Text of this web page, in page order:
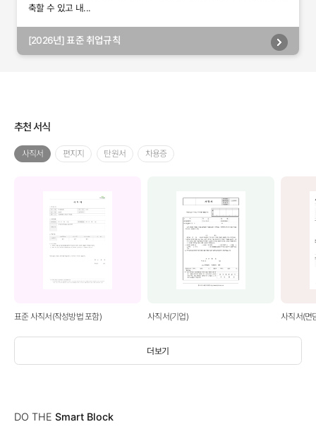
축할 수 있고 내...
[2026년] 표준 취업규칙
추천 서식
더보기
사직서 편지지 탄원서 차용증
표준 사직서(작성방법 포함) 사직서(기업) 사직서(면
DO THE Smart Block